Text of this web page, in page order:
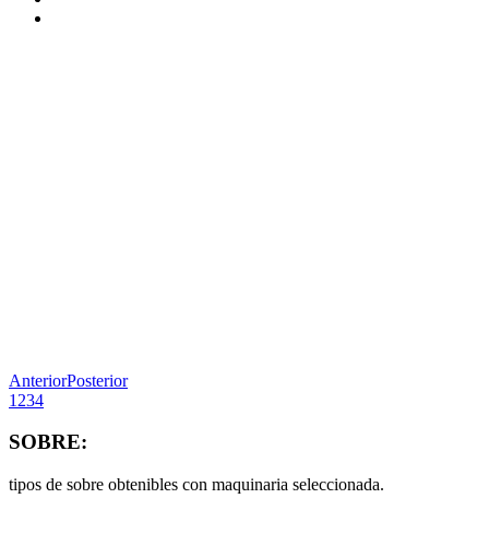
AnteriorPosterior
1 234
SOBRE:
tipos de sobre obtenibles con maquinaria seleccionada.